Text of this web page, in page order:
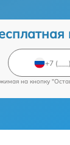
на кнопку